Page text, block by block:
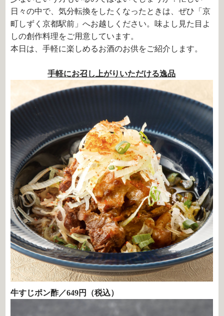
日々の中で、気分転換をしたくなったときは、ぜひ「京
町しずく京都駅前」へお越しください。味よし見た目よ
しの創作料理をご用意しています。
本日は、手軽に楽しめるお酒のお供をご紹介します。
手軽にお召し上がりいただける逸品
牛すじポン酢／649円（税込）